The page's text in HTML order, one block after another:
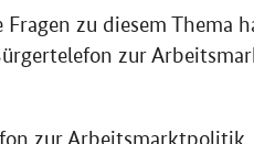
Fragen zu diesem Thema
zur